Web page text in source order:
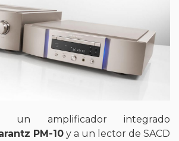
un amplificador integrado
PM-10 y a un lector de SACD